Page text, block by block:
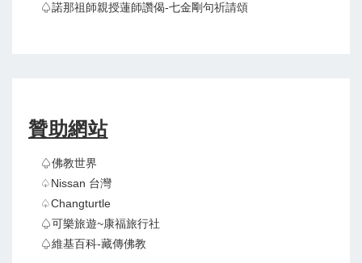
♤諾那祖師親授蓮師讚偈-七金剛句祈請頌
贊助網站
♤佛教世界
♤Nissan 台灣
♤Changturtle
♤可樂旅遊~康福旅行社
♤維基百科-藏傳佛教